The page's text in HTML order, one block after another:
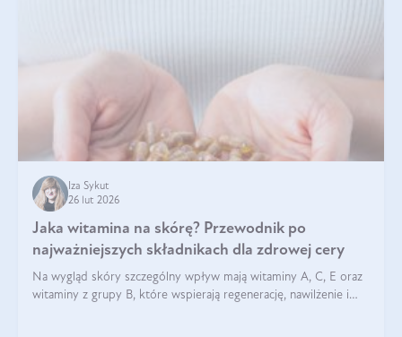
Iza Sykut
26 lut 2026
Jaka witamina na skórę? Przewodnik po
najważniejszych składnikach dla zdrowej cery
Na wygląd skóry szczególny wpływ mają witaminy A, C, E oraz
witaminy z grupy B, które wspierają regenerację, nawilżenie i